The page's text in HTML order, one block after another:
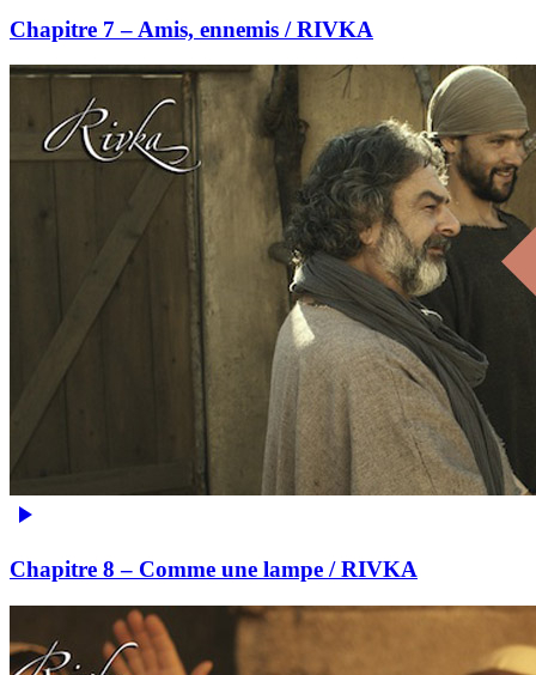
Chapitre 7 – Amis, ennemis / RIVKA
Chapitre 8 – Comme une lampe / RIVKA